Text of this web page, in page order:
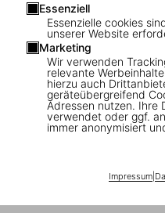
Essenziell
Essenzielle cookies
unserer Website
Marketing
Wir verwenden
relevante
hierzu auch
geräteübergreifend
Adressen nutzen. Ihre
verwendet oder ggf.
immer anonymisiert
Impressum|
Connect
Company
Verbraucherinformationen
Abonnieren Sie unseren
2026–